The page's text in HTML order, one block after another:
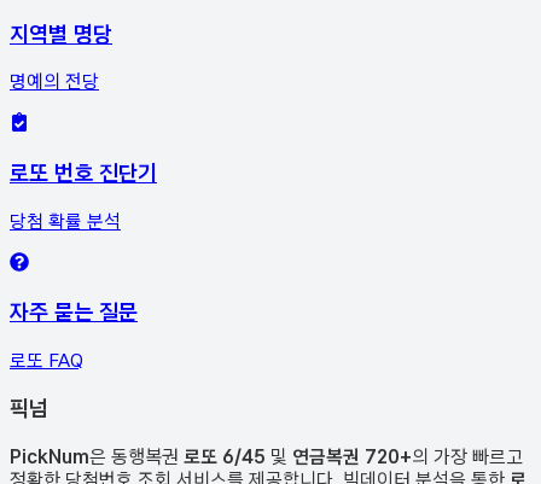
지역별 명당
명예의 전당
로또 번호 진단기
당첨 확률 분석
자주 묻는 질문
로또 FAQ
픽넘
PickNum은 동행복권 로또 6/45 및 연금복권 720+의 가장 빠르고
정확한 당첨번호 조회 서비스를 제공합니다. 빅데이터 분석을 통한 로